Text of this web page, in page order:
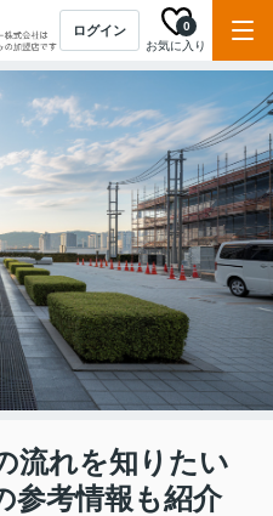
ログイン
お気に入り
0
流れを知りたい
参考情報も紹介